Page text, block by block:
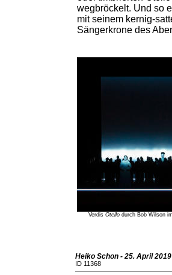
wegbröckelt. Und so
mit seinem kernig-
Sängerkrone des
Verdis Otello durch Bob Wilson
Heiko Schon - 25. April 2019
ID 11368